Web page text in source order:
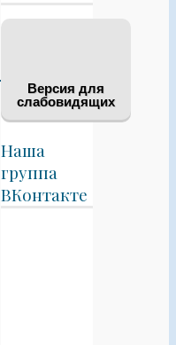
Версия для
слабовидящих
Наша
группа
ВКонтакте